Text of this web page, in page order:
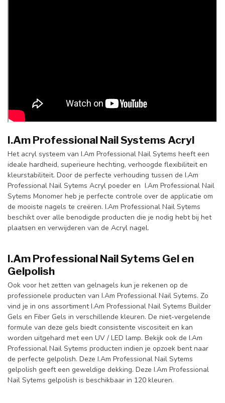
I.Am Professional Nail Systems Acryl
Het acryl systeem van I.Am Professional Nail Sytems heeft een
ideale hardheid, superieure hechting, verhoogde flexibiliteit en
kleurstabiliteit. Door de perfecte verhouding tussen de I.Am
Professional Nail Sytems Acryl poeder en I.Am Professional Nail
Sytems Monomer heb je perfecte controle over de applicatie om
de mooiste nagels te creëren. I.Am Professional Nail Sytems
beschikt over alle benodigde producten die je nodig hebt bij het
plaatsen en verwijderen van de Acryl nagel.
I.Am Professional Nail Sytems Gel en
Gelpolish
Ook voor het zetten van gelnagels kun je rekenen op de
professionele producten van I.Am Professional Nail Sytems. Zo
vind je in ons assortiment I.Am Professional Nail Sytems Builder
Gels en Fiber Gels in verschillende kleuren. De niet-vergelende
formule van deze gels biedt consistente viscositeit en kan
worden uitgehard met een UV / LED lamp. Bekijk ook de I.Am
Professional Nail Sytems producten indien je opzoek bent naar
de perfecte gelpolish. Deze I.Am Professional Nail Sytems
gelpolish geeft een geweldige dekking. Deze I.Am Professional
Nail Sytems gelpolish is beschikbaar in 120 kleuren.